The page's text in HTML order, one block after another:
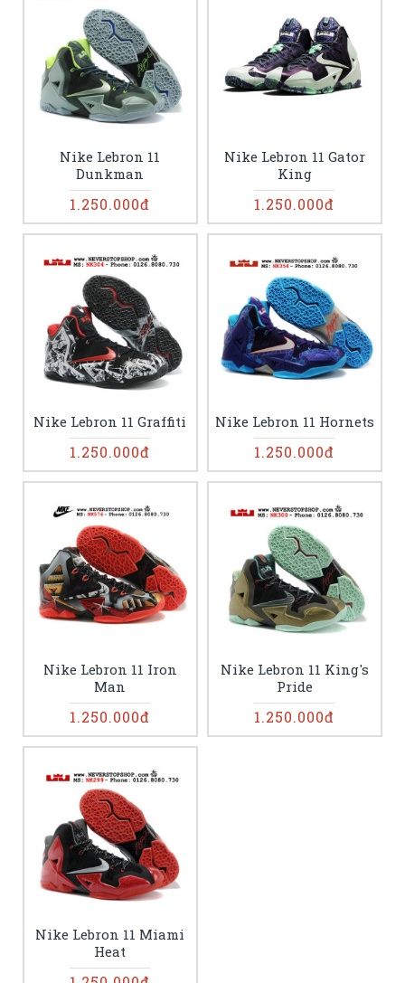
Nike Lebron 11
Dunkman
1.250.000đ
Nike Lebron 11 Gator
King
1.250.000đ
Nike Lebron 11 Graffiti
1.250.000đ
Nike Lebron 11 Hornets
1.250.000đ
Nike Lebron 11 Iron
Man
1.250.000đ
Nike Lebron 11 King's
Pride
1.250.000đ
Nike Lebron 11 Miami
Heat